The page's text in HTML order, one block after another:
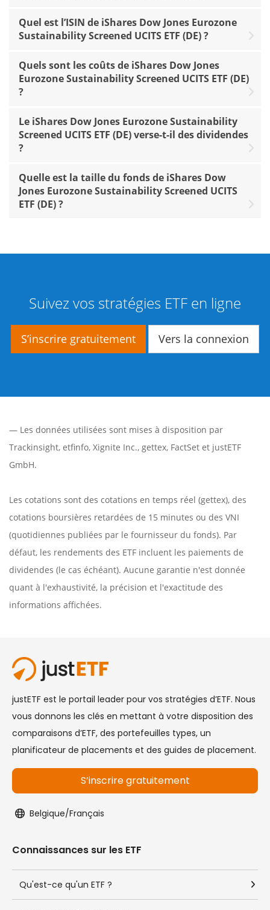
Quel est l’ISIN de iShares Dow Jones Eurozone
Sustainability Screened UCITS ETF (DE) ?
Quels sont les coûts de iShares Dow Jones
Eurozone Sustainability Screened UCITS ETF (DE)
?
Le iShares Dow Jones Eurozone Sustainability
Screened UCITS ETF (DE) verse-t-il des dividendes
?
Quelle est la taille du fonds de iShares Dow
Jones Eurozone Sustainability Screened UCITS
ETF (DE) ?
Suivez vos stratégies ETF en ligne
S’inscrire gratuitement Vers la connexion
— Les données utilisées sont mises à disposition par
Trackinsight, etfinfo, Xignite Inc., gettex, FactSet et justETF
GmbH.
Les cotations sont des cotations en temps réel (gettex), des
cotations boursières retardées de 15 minutes ou des VNI
(quotidiennes publiées par le fournisseur du fonds). Par
défaut, les rendements des ETF incluent les paiements de
dividendes (le cas échéant). Aucune garantie n'est donnée
quant à l'exhaustivité, la précision et l'exactitude des
informations affichées.